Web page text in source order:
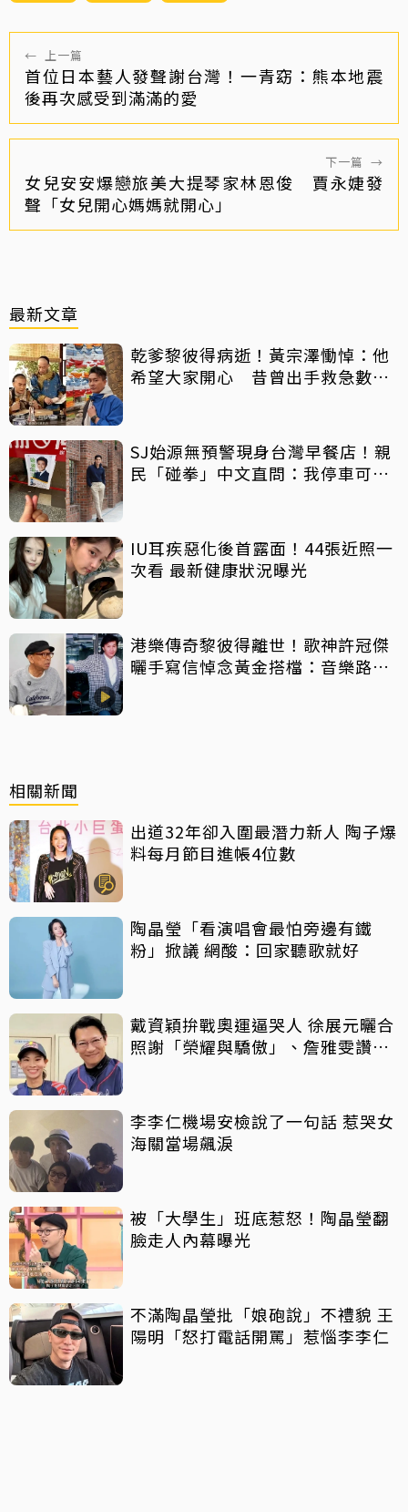
← 上一篇
首位日本藝人發聲謝台灣！一青窈：熊本地震
後再次感受到滿滿的愛
下一篇 →
女兒安安爆戀旅美大提琴家林恩俊 賈永婕發
聲「女兒開心媽媽就開心」
最新文章
乾爹黎彼得病逝！黃宗澤慟悼：他
希望大家開心 昔曾出手救急數十
SJ始源無預警現身台灣早餐店！親
民「碰拳」中文直問：我停車可以
IU耳疾惡化後首露面！44張近照一
次看 最新健康狀況曝光
港樂傳奇黎彼得離世！歌神許冠傑
曬手寫信悼念黃金搭檔：音樂路上
相關新聞
出道32年卻入圍最潛力新人 陶子爆
料每月節目進帳4位數
陶晶瑩「看演唱會最怕旁邊有鐵
粉」掀議 網酸：回家聽歌就好
戴資穎拚戰奧運逼哭人 徐展元曬合
照謝「榮耀與驕傲」、詹雅雯讚
李李仁機場安檢說了一句話 惹哭女
海關當場飆淚
被「大學生」班底惹怒！陶晶瑩翻
臉走人內幕曝光
不滿陶晶瑩批「娘砲說」不禮貌 王
陽明「怒打電話開罵」惹惱李李仁